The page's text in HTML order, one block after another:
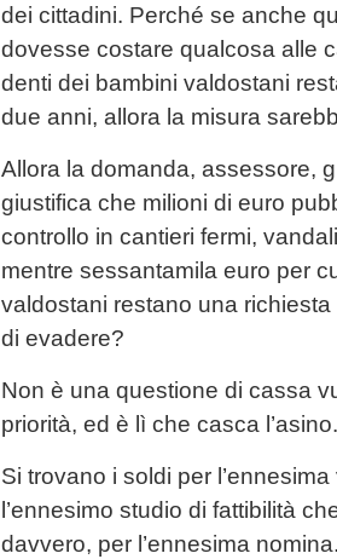
dei cittadini. Perché se anche
dovesse costare qualcosa alle
denti dei bambini valdostani
due anni, allora la misura
Allora la domanda, assessore,
giustifica che milioni di euro
controllo in cantieri fermi,
mentre sessantamila euro per
valdostani restano una
di evadere?
Non è una questione di cassa
priorità, ed è lì che casca l’asino.
Si trovano i soldi per
l’ennesimo studio di fattibilità
davvero, per l’ennesima